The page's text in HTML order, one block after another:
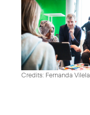
Credits: Fernanda Vilela